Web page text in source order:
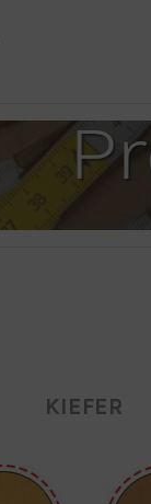
KIEFER